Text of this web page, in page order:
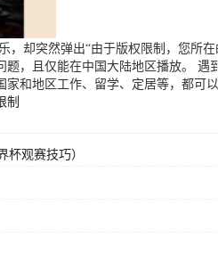
却突然弹出“由于版权限制，您所
，且仅能在中国大陆地区播放。
和地区工作、留学、定居等，都可
制
观赛技巧）